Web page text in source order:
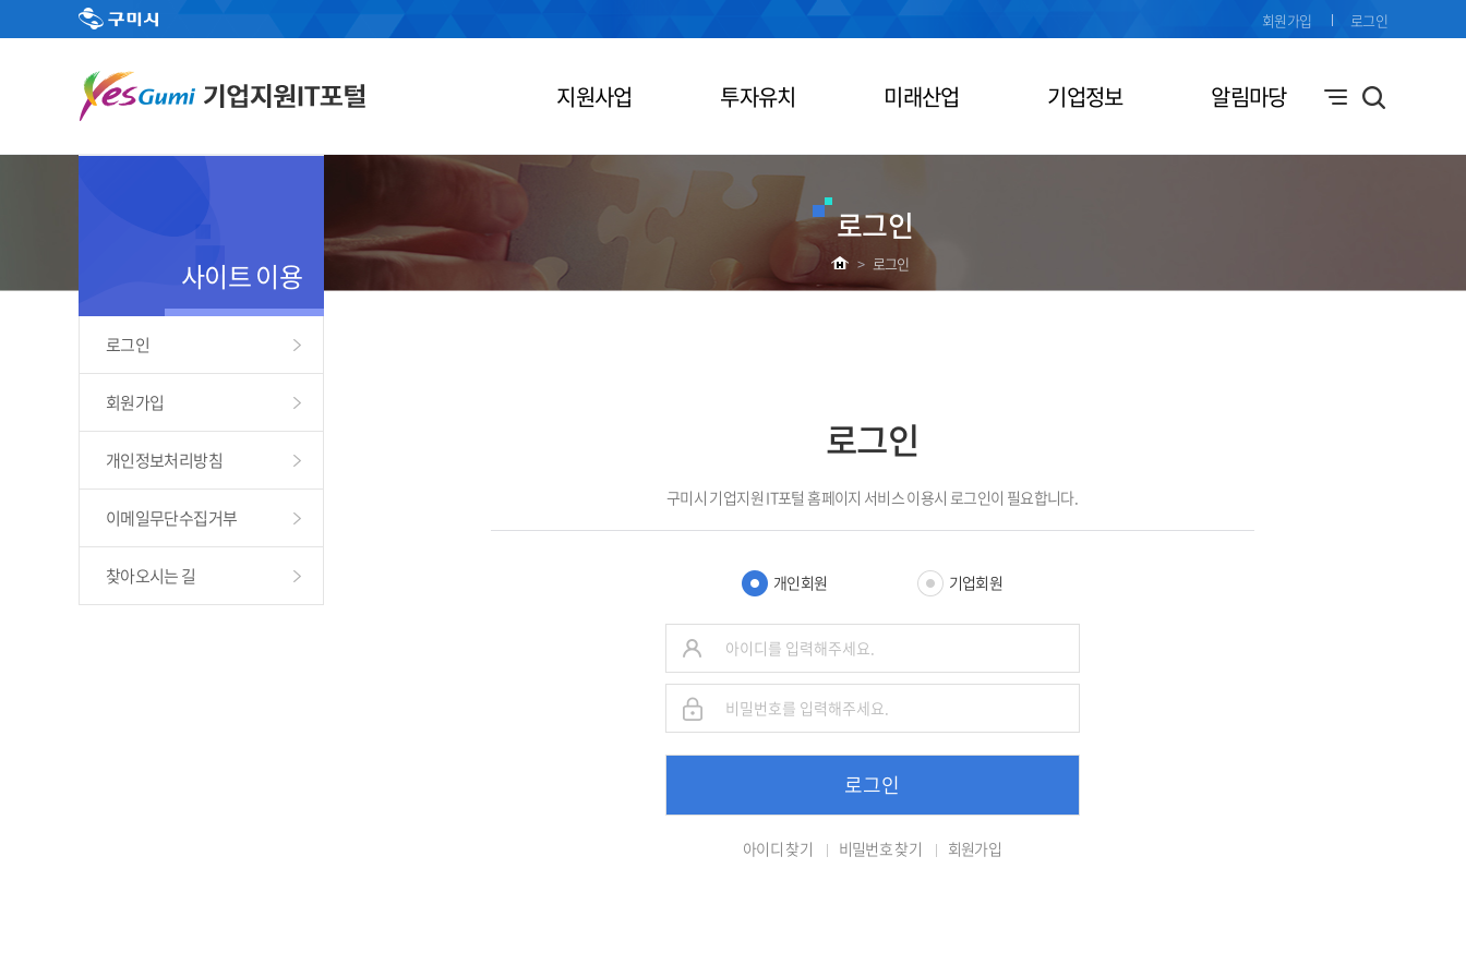
지원사업 투자유치 미래산업 기업정보 알림마당
회원가입 로그인
로그인
> 로그인
사이트 이용
로그인
회원가입
개인정보처리방침
이메일무단수집거부
찾아오시는 길
로그인
구미시 기업지원 IT포털 홈페이지 서비스 이용시 로그인이 필요합니다.
개인회원 기업회원
로그인
아이디 찾기 비밀번호 찾기 회원가입